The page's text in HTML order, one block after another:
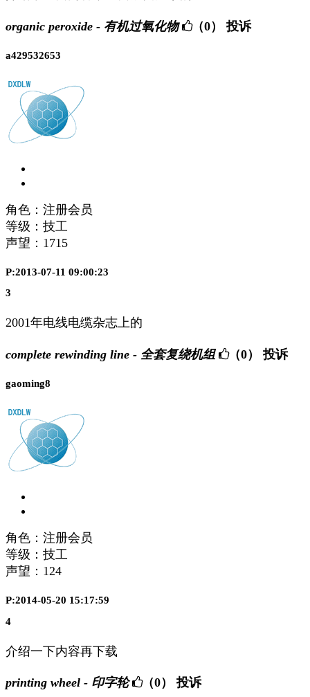
organic peroxide - 有机过氧化物 （0） 投诉
a429532653
角色：注册会员
等级：技工
声望： 1715
P:2013-07-11 09:00:23
3
2001年电线电缆杂志上的
complete rewinding line - 全套复绕机组 （0） 投诉
gaoming8
角色：注册会员
等级：技工
声望： 124
P:2014-05-20 15:17:59
4
介绍一下内容再下载
printing wheel - 印字轮 （0） 投诉